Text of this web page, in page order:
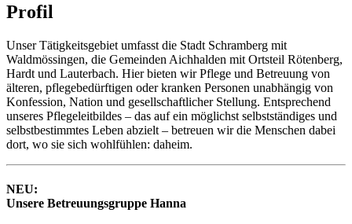
Profil
Unser Tätigkeitsgebiet umfasst die Stadt Schramberg mit
Waldmössingen, die Gemeinden Aichhalden mit Ortsteil Rötenberg,
Hardt und Lauterbach. Hier bieten wir Pflege und Betreuung von
älteren, pflegebedürftigen oder kranken Personen unabhängig von
Konfession, Nation und gesellschaftlicher Stellung. Entsprechend
unseres Pflegeleitbildes – das auf ein möglichst selbstständiges und
selbstbestimmtes Leben abzielt – betreuen wir die Menschen dabei
dort, wo sie sich wohlfühlen: daheim.
NEU:
Unsere Betreuungsgruppe Hanna